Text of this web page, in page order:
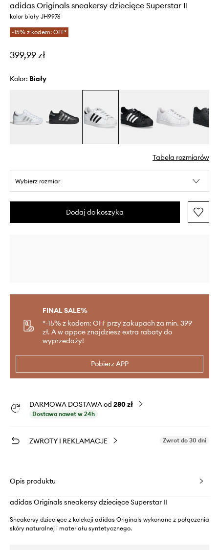
adidas Originals sneakersy dziecięce Superstar II
kolor biały JH9976
-15% z kodem: OFF*
399,99 zł
Kolor: biały
Tabela rozmiarów
Wybierz rozmiar
Dodaj do koszyka
FINAL SALE%
*-15% z kodem: OFF przy zakupach za min. 399
zł. A w appce znajdziesz extra rabaty do
wyprzedaży!
Pobierz APP
DARMOWA DOSTAWA od 280 zł
Dostawa nawet w 24h
ZWROTY I REKLAMACJE Zwrot do 30 dni
Opis produktu
adidas Originals sneakersy dziecięce Superstar II
Sneakersy dziecięce z kolekcji adidas Originals wykonane z połączenia
skóry naturalnej i materiału syntetycznego.